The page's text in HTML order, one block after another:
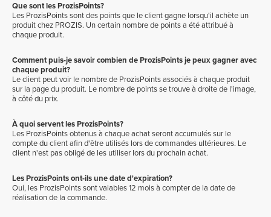
Que sont les ProzisPoints?
Les ProzisPoints sont des points que le client gagne lorsqu'il achète un
produit chez PROZIS. Un certain nombre de points a été attribué à
chaque produit.
Comment puis-je savoir combien de ProzisPoints je peux gagner avec
chaque produit?
Le client peut voir le nombre de ProzisPoints associés à chaque produit
sur la page du produit. Le nombre de points se trouve à droite de l'image,
à côté du prix.
À quoi servent les ProzisPoints?
Les ProzisPoints obtenus à chaque achat seront accumulés sur le
compte du client afin d'être utilisés lors de commandes ultérieures. Le
client n'est pas obligé de les utiliser lors du prochain achat.
Les ProzisPoints ont-ils une date d'expiration?
Oui, les ProzisPoints sont valables 12 mois à compter de la date de
réalisation de la commande.